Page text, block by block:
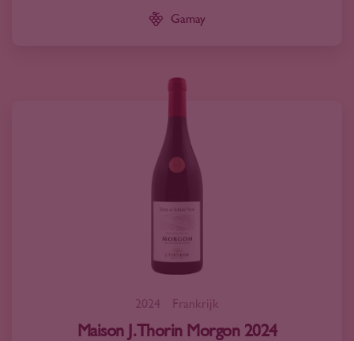
Gamay
2024 Frankrijk
Maison J. Thorin Morgon 2024